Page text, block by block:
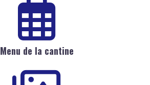
Menu de la cantine